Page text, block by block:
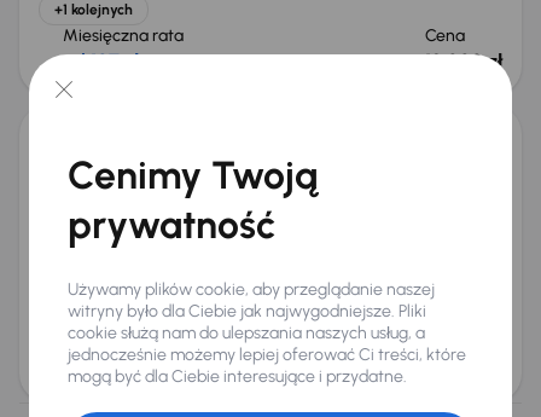
+1 kolejnych
Miesięczna rata
od 107 zł
Cena
18 000 zł
Ford Grand C-Max
122 497 km Benzyna 1.6 EcoBoost
Auta krajowe 1.6 EcoBoost
+4 kolejnych
Miesięczna rata
od 161 zł 26 000 zł
Cena
27 000 zł
Cenimy Twoją
prywatność
Używamy plików cookie, aby przeglądanie naszej
witryny było dla Ciebie jak najwygodniejsze. Pliki
cookie służą nam do ulepszania naszych usług, a
jednocześnie możemy lepiej oferować Ci treści, które
mogą być dla Ciebie interesujące i przydatne.